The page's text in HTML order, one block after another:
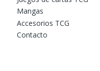
Mangas
Accesorios TCG
Contacto